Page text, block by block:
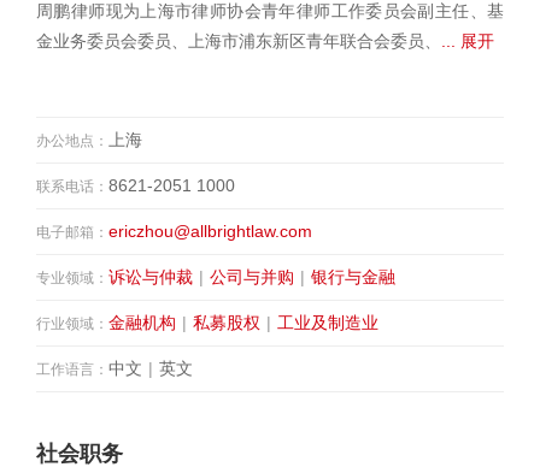
周鹏律师现为上海市律师协会青年律师工作委员会副主任、基
金业务委员会委员、上海市浦东新区青年联合会委员、
... 展开
办公地点： 上海
联系电话： 8621-2051 1000
电子邮箱： ericzhou@allbrightlaw.com
专业领域： 诉讼与仲裁 | 公司与并购 | 银行与金融
行业领域： 金融机构 | 私募股权 | 工业及制造业
工作语言： 中文 | 英文
社会职务